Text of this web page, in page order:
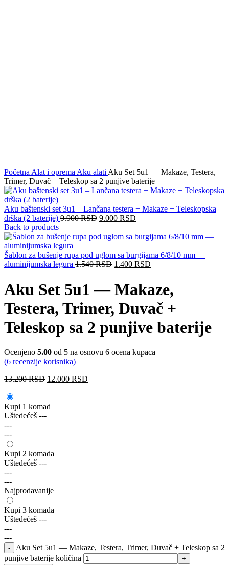
PočetnaAlat i opremaAku alatiAku Set 5u1 — Makaze, Testera,
Trimer, Duvač + Teleskop sa 2 punjive baterije
Aku baštenski set 3u1 – Lančana testera + Makaze + Teleskopska
drška (2 baterije) 9.900RSD 9.000 RSD
Back to products
Šablon za bušenje rupa pod uglom sa burgijama 6/8/10 mm —
aluminijumska legura 1.540RSD 1.400 RSD
Aku Set 5u1 — Makaze,
Testera, Trimer, Duvač +
Teleskop sa 2 punjive baterije
Ocenjeno 5.00 od 5 na osnovu 6 ocena kupaca
(6 recenzije korisnika)
13.200RSD 12.000 RSD
Kupi 1 komad
Uštedećeš ---
---
---
Kupi 2 komada
Uštedećeš ---
---
---
Najprodavanije
Kupi 3 komada
Uštedećeš ---
---
---
Aku Set 5u1 — Makaze, Testera, Trimer, Duvač + Teleskop sa 2
punjive baterije količina